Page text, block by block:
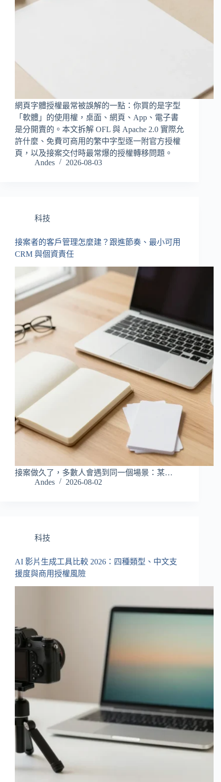
網頁字體授權最常被誤解的一點：你買的是字型
「軟體」的使用權，桌面、網頁、App、電子書
是分開賣的。本文拆解 OFL 與 Apache 2.0 實際允
許什麼、免費可商用的繁中字型逐一附官方授權
頁，以及接案交付時最常爆的授權轉移問題。
Andes
2026-08-03
科技
接案者的客戶管理怎麼建？跟進節奏、最小可用
CRM 與個資責任
接案做久了，多數人會遇到同一個場景：某…
Andes
2026-08-02
科技
AI 影片生成工具比較 2026：四種類型、中文支
援度與商用授權風險